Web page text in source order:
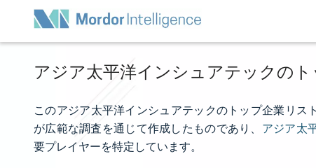
アジア太平洋インシュアテックの
このアジア太平洋インシュアテックのトップ企業リス
が広範な調査を通じて作成したものであり、 アジア太
要プレイヤーを特定しています。